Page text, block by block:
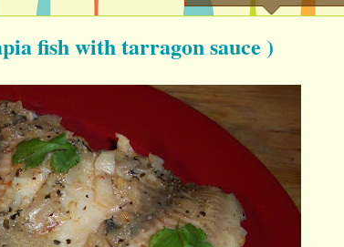
fish with tarragon sauce )